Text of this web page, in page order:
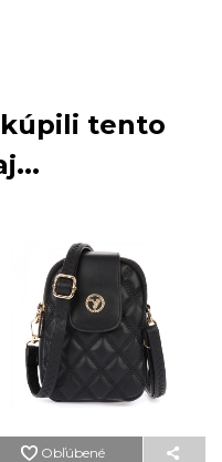
tento
Obľúbené